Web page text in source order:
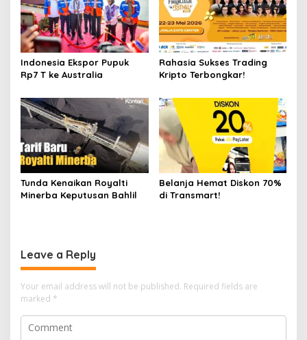
Indonesia Ekspor Pupuk
Rp7 T ke Australia
Rahasia Sukses Trading
Kripto Terbongkar!
Tunda Kenaikan Royalti
Minerba Keputusan Bahlil
Belanja Hemat Diskon 70%
di Transmart!
Leave a Reply
Your email address will not be published. Required fields are
marked *